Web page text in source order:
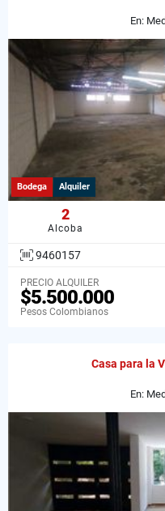
En:
Bodega Alquiler
2
Alcoba
9460157
PRECIO ALQUILER
$5.500.000
Pesos Colombianos
Casa para la
En: